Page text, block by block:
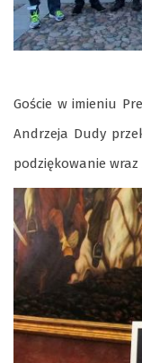
Goście w imieniu
Andrzeja Dudy
podziękowanie